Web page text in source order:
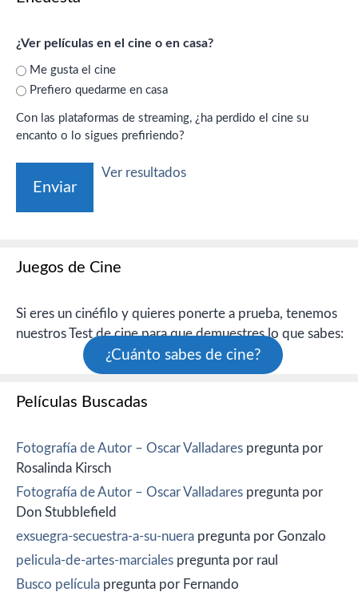
¿Ver películas en el cine o en casa?
Me gusta el cine
Prefiero quedarme en casa
Con las plataformas de streaming, ¿ha perdido el cine su
encanto o lo sigues prefiriendo?
Ver resultados
Juegos de Cine
Si eres un cinéfilo y quieres ponerte a prueba, tenemos
nuestros Test de cine para que demuestres lo que sabes:
¿Cuánto sabes de cine?
Películas Buscadas
Fotografía de Autor – Oscar Valladares pregunta por
Rosalinda Kirsch
Fotografía de Autor – Oscar Valladares pregunta por
Don Stubblefield
exsuegra-secuestra-a-su-nuera pregunta por Gonzalo
pelicula-de-artes-marciales pregunta por raul
Busco película pregunta por Fernando